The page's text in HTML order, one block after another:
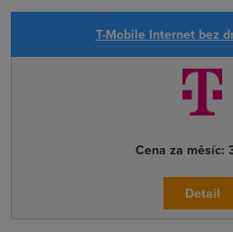
T-Mobile Internet bez
Cena za měsíc:
Detail